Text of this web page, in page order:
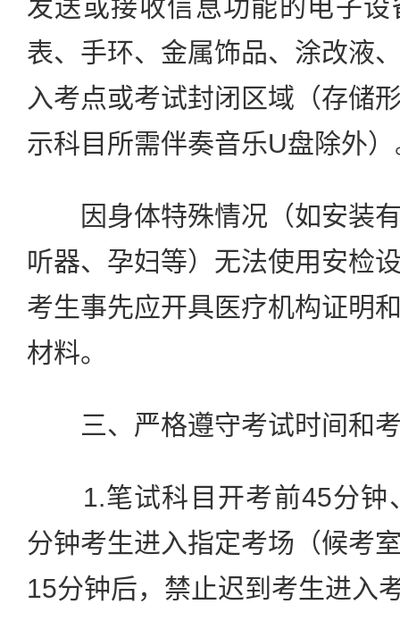
发送或接收信息功能的电子
表、手环、金属饰品、涂改液
入考点或考试封闭区域（存储
示科目所需伴奏音乐U盘除外
因身体特殊情况（如安装有
听器、孕妇等）无法使用安检
考生事先应开具医疗机构证明
材料。
三、严格遵守考试时间和考
1.笔试科目开考前45分钟
分钟考生进入指定考场（候考
15分钟后，禁止迟到考生进入